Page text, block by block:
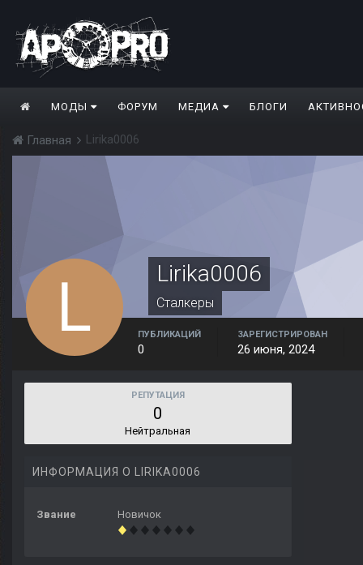
МОДЫ ФОРУМ МЕДИА БЛОГИ
Главная Lirika0006
Lirika0006
Сталкеры
ПУБЛИКАЦИЙ
0
ЗАРЕГИСТРИРОВАН
26 июня, 2024
РЕПУТАЦИЯ
0
Нейтральная
ИНФОРМАЦИЯ О LIRIKA0006
Звание Новичок